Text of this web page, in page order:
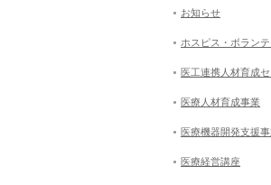
お知らせ
ホスピス・ボラン
医工連携人材育成
医療人材育成事業
医療機器開発支援
医療経営講座